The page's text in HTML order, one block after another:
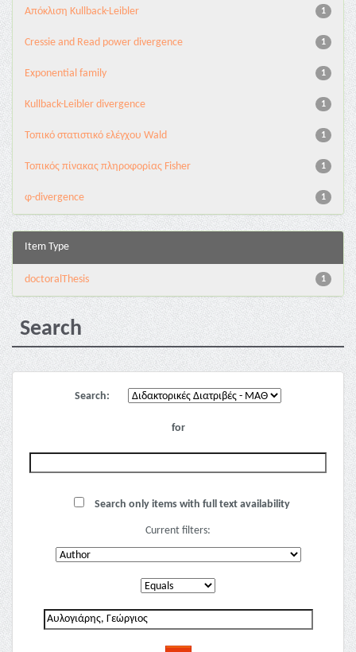
1
Aπόκλιση Kullback-Leibler
1
Cressie and Read power divergence
1
Exponential family
1
Kullback-Leibler divergence
1
Τοπικό στατιστικό ελέγχου Wald
1
Τοπικός πίνακας πληροφορίας Fisher
1
φ-divergence
Item Type
1
doctoralThesis
Search
Search:
for
Search only items with full text availability
Current filters: